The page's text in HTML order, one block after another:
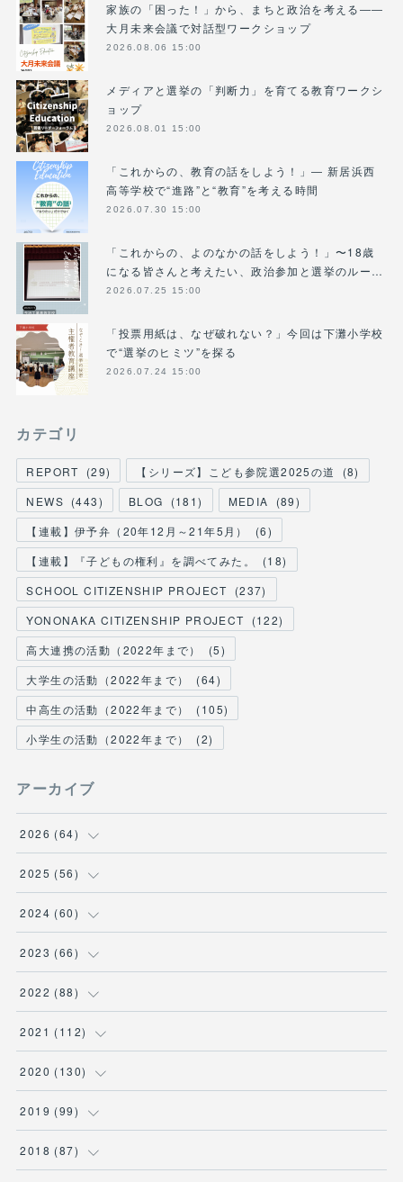
家族の「困った！」から、まちと政治を考える――
大月未来会議で対話型ワークショップ
2026.08.06 15:00
メディアと選挙の「判断力」を育てる教育ワークシ
ョップ
2026.08.01 15:00
「これからの、教育の話をしよう！」― 新居浜西
高等学校で“進路”と“教育”を考える時間
2026.07.30 15:00
「これからの、よのなかの話をしよう！」〜18歳
になる皆さんと考えたい、政治参加と選挙のルー…
2026.07.25 15:00
「投票用紙は、なぜ破れない？」今回は下灘小学校
で“選挙のヒミツ”を探る
2026.07.24 15:00
カテゴリ
REPORT (29) 【シリーズ】こども参院選2025の道 (8)
NEWS (443) BLOG (181) MEDIA (89)
【連載】伊予弁（20年12月～21年5月）
(6)
【連載】『子どもの権利』を調べてみた。
(18)
SCHOOL CITIZENSHIP PROJECT
(237)
YONONAKA CITIZENSHIP PROJECT
(122)
高大連携の活動（2022年まで）
(5)
大学生の活動（2022年まで）
(64)
中高生の活動（2022年まで）
(105)
小学生の活動（2022年まで）
(2)
アーカイブ
2026 (64)
(2)
(6)
(9)
( 11
2025 (56)
(1)
(2)
(1)
( 5 )
2024 (60)
(12
(13
( 12)
( 4 )
2023 (66)
(1)
( 5 )
(2)
( 4 )
2022 (88)
( 12)
(6)
(3)
(1)
2021 (112)
(7)
(4)
(15
2020 (130)
(23
(25
2019 (99)
(6)
2018 (87)